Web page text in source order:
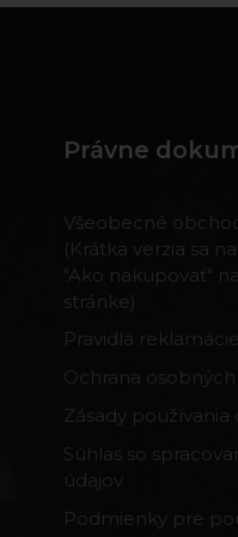
Právne
Všeobecné
(Krátka verzia sa
"Ako nakupovať"
stránke)
Pravidlá reklamácie
Ochrana
Zásady používania
Súhlas so
údajov
Podmienky pre